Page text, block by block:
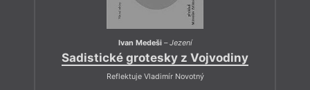
Ivan Medeši–Jezení
Sadistické grotesky z Vojvodiny
Reflektuje Vladimír Novotný